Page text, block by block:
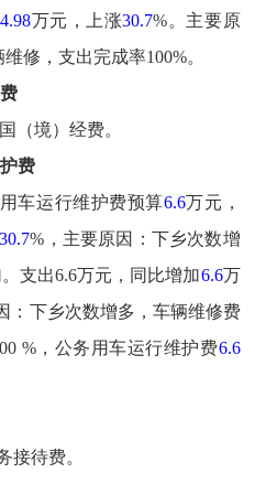
4.98万元， 上涨30.7%。主要原
维修 ，支出完成率100%。
（境）经费。
费
车运行维护费预算6.6万元 ，
30.7%，主要原因： 下乡次数增
。支出6.6万元，同比增加6.6万
： 下乡次数增多，车辆维修费
%， 公务用车运行维护费6.6
接待费。